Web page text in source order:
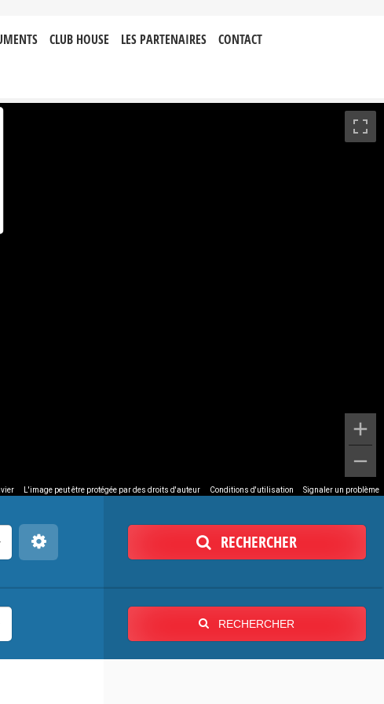
CLUB HOUSE LES PARTENAIRES CONTACT
L'image peut être protégée par des droits d'auteur Conditions d'utilisation Signaler un problème
RECHERCHER
RECHERCHER